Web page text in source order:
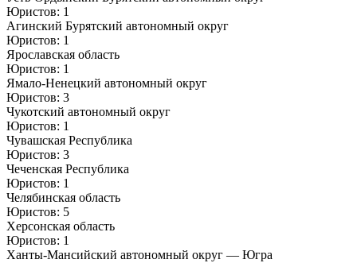
Юристов: 1
Агинский Бурятский автономный округ
Юристов: 1
Ярославская область
Юристов: 1
Ямало-Ненецкий автономный округ
Юристов: 3
Чукотский автономный округ
Юристов: 1
Чувашская Республика
Юристов: 3
Чеченская Республика
Юристов: 1
Челябинская область
Юристов: 5
Херсонская область
Юристов: 1
Ханты-Мансийский автономный округ — Югра